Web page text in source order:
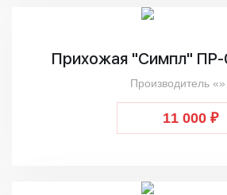
Прихожая "Симпл" ПР-
Производитель «»
11 000 ₽